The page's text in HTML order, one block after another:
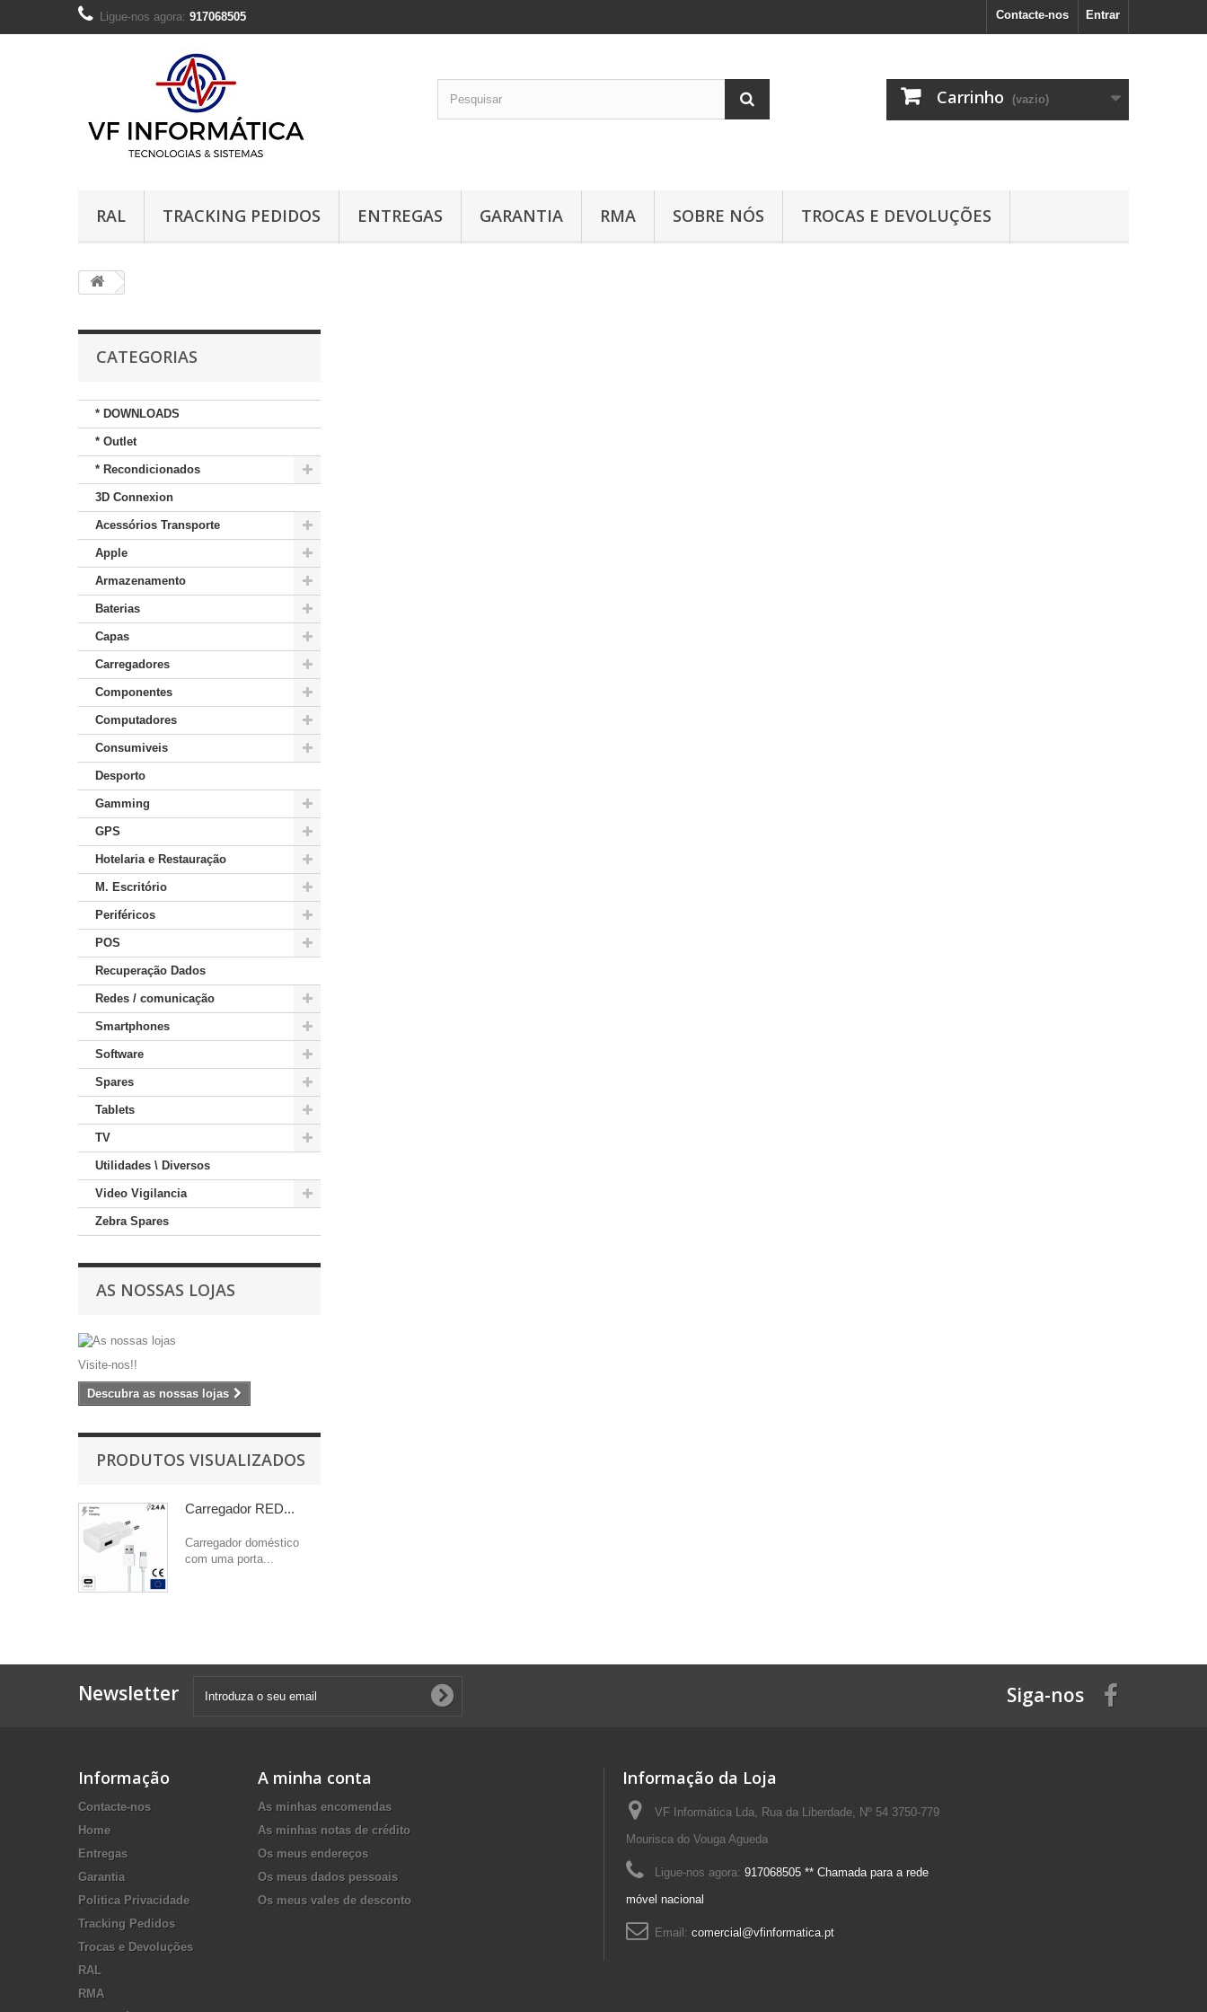
Entrar
Contacte-nos
Ligue-nos agora: 917068505
Carrinho (vazio)
RAL TRACKING PEDIDOS ENTREGAS GARANTIA RMA SOBRE NÓS TROCAS E DEVOLUÇÕES
CATEGORIAS
* DOWNLOADS
* Outlet
* Recondicionados
3D Connexion
Acessórios Transporte
Apple
Armazenamento
Baterias
Capas
Carregadores
Componentes
Computadores
Consumiveis
Desporto
Gamming
GPS
Hotelaria e Restauração
M. Escritório
Periféricos
POS
Recuperação Dados
Redes / comunicação
Smartphones
Software
Spares
Tablets
TV
Utilidades \ Diversos
Video Vigilancia
Zebra Spares
AS NOSSAS LOJAS
Visite-nos!!
Descubra as nossas lojas
PRODUTOS VISUALIZADOS
Carregador RED...
Carregador doméstico
com uma porta...
Newsletter Siga-nos
Informação
Contacte-nos
Home
Entregas
Garantia
Politica Privacidade
Tracking Pedidos
Trocas e Devoluções
RAL
RMA
A minha conta
As minhas encomendas
As minhas notas de crédito
Os meus endereços
Os meus dados pessoais
Os meus vales de desconto
Informação da Loja
VF Informática Lda, Rua da Liberdade, Nº 54 3750-779
Mourisca do Vouga Agueda
Ligue-nos agora: 917068505 ** Chamada para a rede
móvel nacional
Email: comercial@vfinformatica.pt